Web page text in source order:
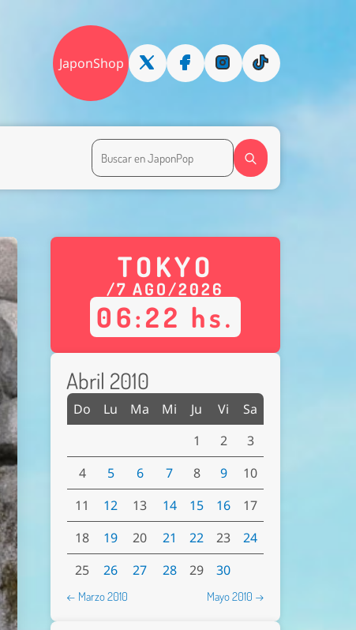
JaponShop
TOKYO
/7 AGO/2026
06:22 hs.
Abril 2010
Do Lu Ma Mi Ju Vi
Sa
1
2
3
4
5 6 7 8 9
10
11
12 13 14 15 16
17
18
19 20 21 22 23
24
25
26 27 28 29 30
← Marzo 2010 Mayo 2010 →